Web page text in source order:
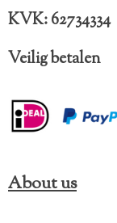
KVK: 62734334
Veilig betalen
About us